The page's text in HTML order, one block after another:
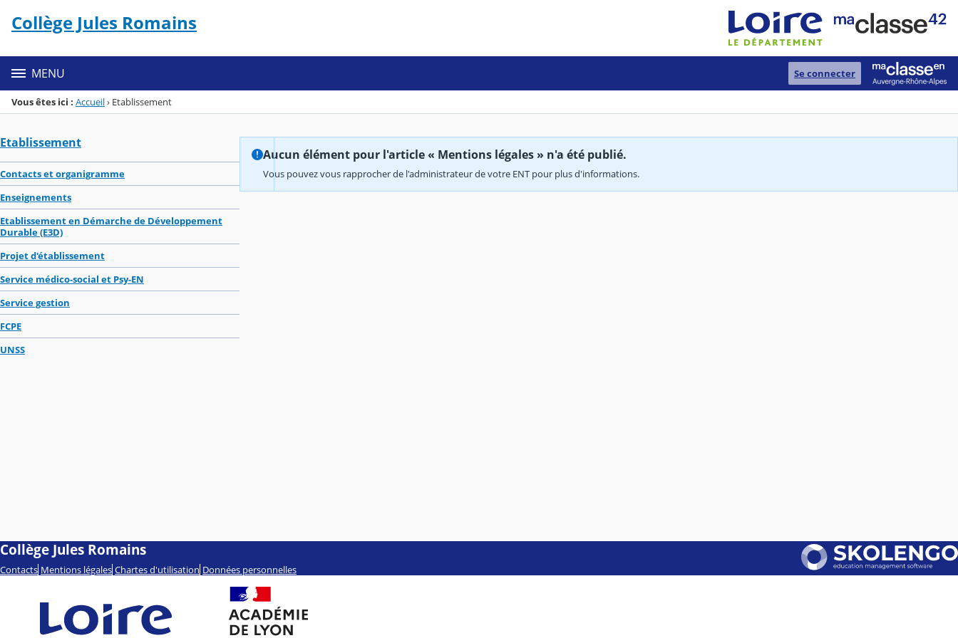
Menu de la rubrique
Contenu
Collège Jules Romains
MENU Se connecter
Vous êtes ici : Accueil› Etablissement
Etablissement
Contacts et organigramme
Enseignements
Etablissement en Démarche de Développement
Durable (E3D)
Projet d'établissement
Service médico-social et Psy-EN
Service gestion
FCPE
UNSS
Aucun élément pour l'article « Mentions légales » n'a été publié.
Vous pouvez vous rapprocher de l'administrateur de votre ENT pour plus d'informations.
Collège Jules Romains
Contacts Mentions légales Chartes d'utilisation Données personnelles